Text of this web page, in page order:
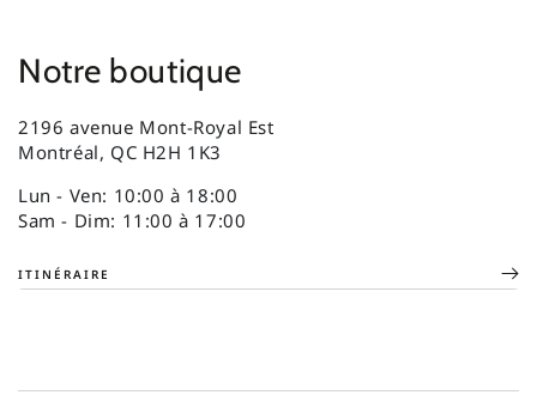
Notre boutique
2196 avenue Mont-Royal Est
Montréal, QC H2H 1K3
Lun - Ven: 10:00 à 18:00
Sam - Dim: 11:00 à 17:00
ITINÉRAIRE